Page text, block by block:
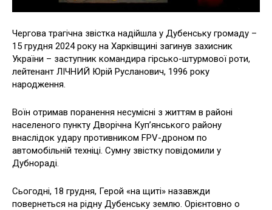
Чергова трагічна звістка надійшла у Дубенську громаду –
15 грудня 2024 року на Харківщині загинув захисник
України – заступник командира гірсько-штурмової роти,
лейтенант ЛІЧНИЙ Юрій Русланович, 1996 року
народження.
Воїн отримав поранення несумісні з життям в районі
населеного пункту Дворічна Куп’янського району
внаслідок удару противником FPV-дроном по
автомобільній техніці. Сумну звістку повідомили у
Дубнораді.
Сьогодні, 18 грудня, Герой «на щиті» назавжди
повернеться на рідну Дубенську землю. Орієнтовно о